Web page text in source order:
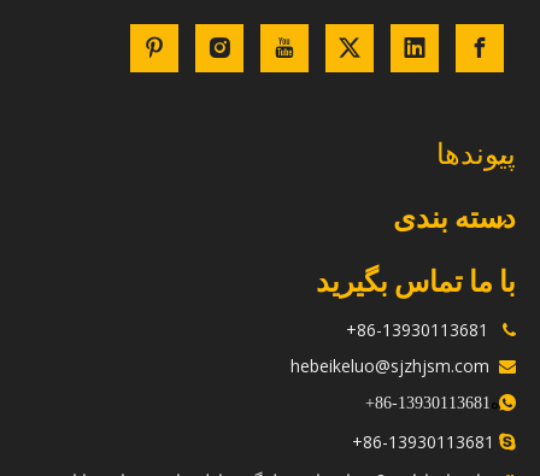
پیوندها
دسته بندی
با ما تماس بگیرید


hebeikeluo@sjzhjsm.com
ه 13930113681-86
+
